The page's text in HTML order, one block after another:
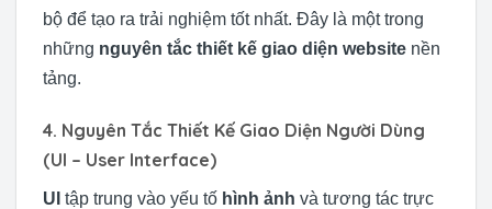
bộ để tạo ra trải nghiệm tốt nhất. Đây là một trong
những nguyên tắc thiết kế giao diện website nền
tảng.
4. Nguyên Tắc Thiết Kế Giao Diện Người Dùng
(UI – User Interface)
UI tập trung vào yếu tố hình ảnh và tương tác trực